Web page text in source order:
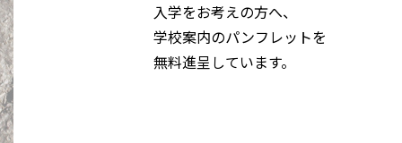
入学をお考えの方へ、
学校案内のパンフレットを
無料進呈しています。